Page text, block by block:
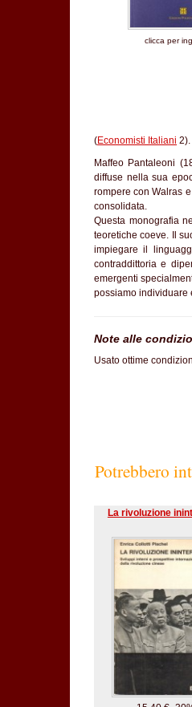
clicca per
(Economisti Italiani 2).
Maffeo Pantaleoni
diffuse nella sua
rompere con Walras
consolidata.
Questa monografia
teoretiche coeve. Il
impiegare il
contraddittoria e
emergenti
possiamo individuare
Note alle
Usato ottime
Potrebbero
La rivoluzione